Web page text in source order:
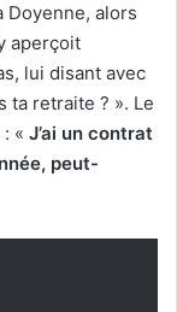
Doyenne, alors
aperçoit
lui disant avec
ta retraite ? ». Le
« J’ai un contrat
peut-